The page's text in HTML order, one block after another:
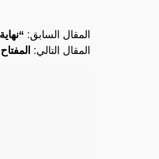
المقال السابق:
المقال التالي: